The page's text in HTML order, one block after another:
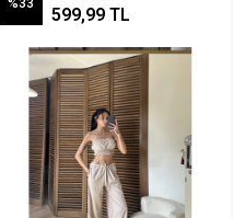
599,99 TL